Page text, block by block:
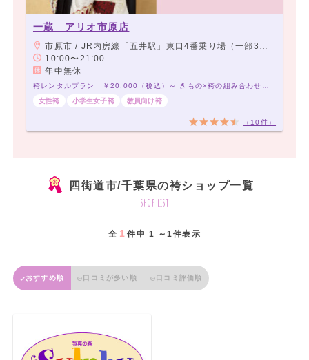
一蔵 アリオ市原店
市原市 / JR内房線「五井駅」東口4番乗り場（一部3番乗り場）よりバスにて約6分、「アリオ市原」下車徒歩2分
10:00〜21:00
年中無休
女性袴
小学生女子袴 教員向け袴
（10件）
四街道市/千葉県の袴ショップ一覧
shop list
全 1 件中 1 ～1件表示
おすすめ順 口コミが多い順 口コミ評価順